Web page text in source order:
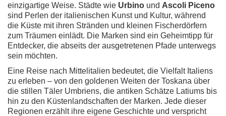
einzigartige Weise. Städte wie Urbino und Ascoli Piceno
sind Perlen der italienischen Kunst und Kultur, während
die Küste mit ihren Stränden und kleinen Fischerdörfern
zum Träumen einlädt. Die Marken sind ein Geheimtipp für
Entdecker, die abseits der ausgetretenen Pfade unterwegs
sein möchten.
Eine Reise nach Mittelitalien bedeutet, die Vielfalt Italiens
zu erleben – von den goldenen Weiten der Toskana über
die stillen Täler Umbriens, die antiken Schätze Latiums bis
hin zu den Küstenlandschaften der Marken. Jede dieser
Regionen erzählt ihre eigene Geschichte und verspricht